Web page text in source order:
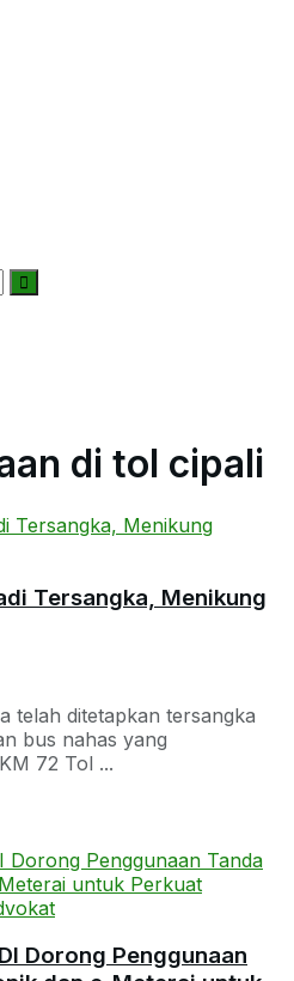
di tol cipali
Tersangka, Menikung
telah ditetapkan tersangka
bus nahas yang
72 Tol ...
Dorong Penggunaan